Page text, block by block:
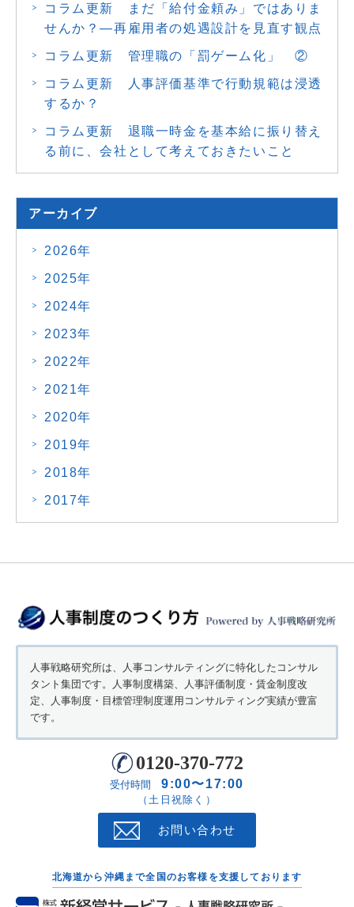
コラム更新 まだ「給付金頼み」ではありま
せんか？―再雇用者の処遇設計を見直す観点
コラム更新 管理職の「罰ゲーム化」 ②
コラム更新 人事評価基準で行動規範は浸透
するか？
コラム更新 退職一時金を基本給に振り替え
る前に、会社として考えておきたいこと
アーカイブ
2026年
2025年
2024年
2023年
2022年
2021年
2020年
2019年
2018年
2017年
人事戦略研究所は、人事コンサルティングに特化したコンサル
タント集団です。人事制度構築、人事評価制度・賃金制度改
定、人事制度・目標管理制度運用コンサルティング実績が豊富
です。
0120-370-772
受付時間 9:00〜17:00
（土日祝除く）
お問い合わせ
北海道から沖縄まで全国のお客様を支援しております